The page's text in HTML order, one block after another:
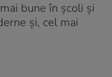
bune în şcoli şi
şi, cel mai